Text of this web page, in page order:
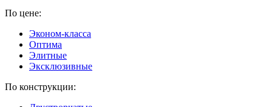
По цене:
Эконом-класса
Оптима
Элитные
Эксклюзивные
По конструкции: